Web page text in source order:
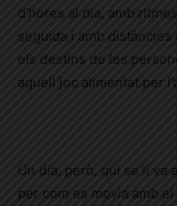
d’hores al dia, amb
seguida i amb
els destins de les
aquell joc alimentat per
Un dia, però, qui se li va
per com es movia amb